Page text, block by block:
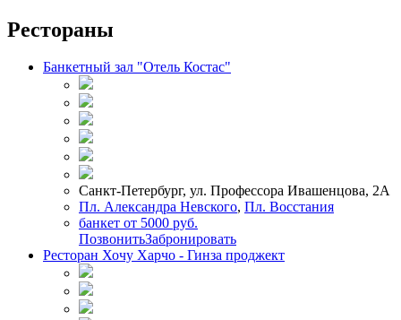
Рестораны
Банкетный зал "Отель Костас"
Санкт-Петербург, ул. Профессора Ивашенцова, 2А
Пл. Александра Невского, Пл. Восстания
банкет от 5000 руб.
ПозвонитьЗабронировать
Ресторан Хочу Харчо - Гинза проджект